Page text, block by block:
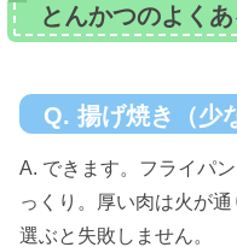
とんかつのよく
Q. 揚げ焼き（少
A. できます。フライパ
っくり。厚い肉は火が
選ぶと失敗しません。